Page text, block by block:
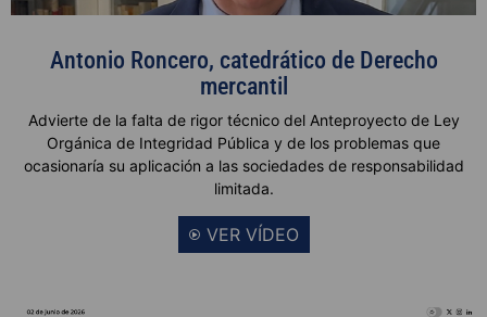
Antonio Roncero, catedrático de Derecho
mercantil
Advierte de la falta de rigor técnico del Anteproyecto de Ley
Orgánica de Integridad Pública y de los problemas que
ocasionaría su aplicación a las sociedades de responsabilidad
limitada.
VER VÍDEO